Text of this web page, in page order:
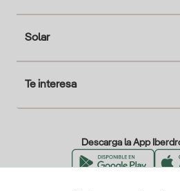
Solar
Te interesa
Descarga la App